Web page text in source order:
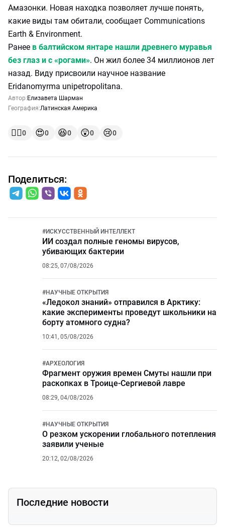
Амазонки. Новая находка позволяет лучше понять,
какие виды там обитали, сообщает Communications
Earth & Environment.
Ранее в балтийском янтаре нашли древнего муравья
без глаз и с «рогами». Он жил более 34 миллионов лет
назад. Виду присвоили научное название
Eridanomyrma unipetropolitana.
Автор: Елизавета Шарман
География:Латинская Америка
👍🏻0 😍0 😆0 😲0 😢0
Поделиться:
#ИСКУССТВЕННЫЙ ИНТЕЛЛЕКТ
ИИ создал полные геномы вирусов,
убивающих бактерии
08:25, 07/08/2026
#НАУЧНЫЕ ОТКРЫТИЯ
«Ледокол знаний» отправился в Арктику:
какие эксперименты проведут школьники на
борту атомного судна?
10:41, 05/08/2026
#АРХЕОЛОГИЯ
Фрагмент оружия времен Смуты нашли при
раскопках в Троице-Сергиевой лавре
08:29, 04/08/2026
#НАУЧНЫЕ ОТКРЫТИЯ
О резком ускорении глобального потепления
заявили ученые
20:12, 02/08/2026
Последние новости